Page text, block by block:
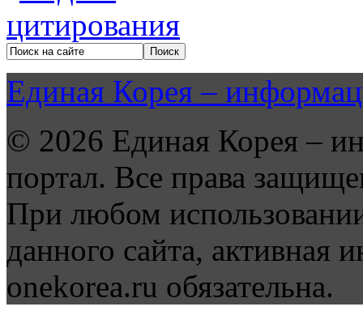
Единая Корея –
© 2026 Единая Корея –
портал. Все права
При любом
данного сайта, активная
onekorea.ru обязательна.